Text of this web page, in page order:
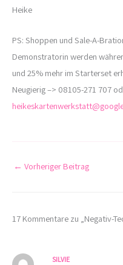
Heike
PS: Shoppen und Sale-A-
Demonstratorin werden
und 25% mehr im Starterset
Neugierig –> 08105-271 707
← Vorheriger Beitrag
17 Kommentare zu „Negativ-
SILVIE